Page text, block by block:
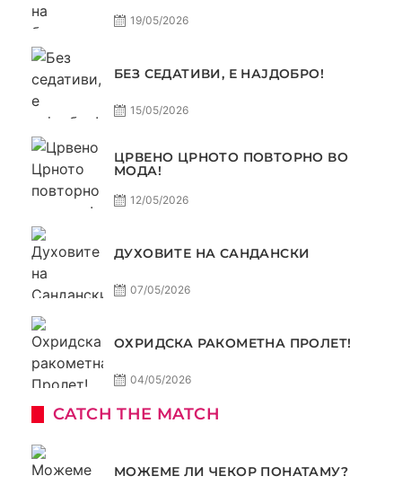
19/05/2026
БЕЗ СЕДАТИВИ, Е НАЈДОБРО!
15/05/2026
ЦРВЕНО ЦРНОТО ПОВТОРНО ВО
МОДА!
12/05/2026
ДУХОВИТЕ НА САНДАНСКИ
07/05/2026
ОХРИДСКА РАКОМЕТНА ПРОЛЕТ!
04/05/2026
CATCH THE MATCH
МОЖЕМЕ ЛИ ЧЕКОР ПОНАТАМУ?